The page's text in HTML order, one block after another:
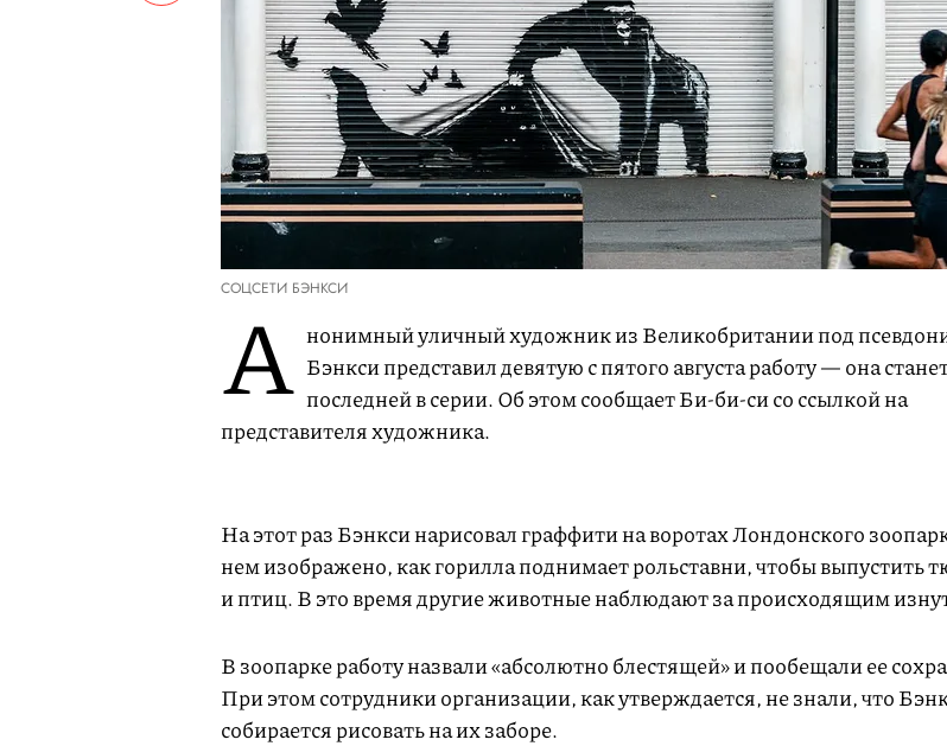
СОЦСЕТИ БЭНКСИ
А нонимный уличный художник из Великобритании под
Бэнкси представил девятую с пятого августа работу — она
последней в серии. Об этом сообщает Би-би-си со ссылкой на
представителя художника.
На этот раз Бэнкси нарисовал граффити на воротах Лондонского
нем изображено, как горилла поднимает рольставни, чтобы выпустить
и птиц. В это время другие животные наблюдают за происходящим
В зоопарке работу назвали «абсолютно блестящей» и пообещали ее
При этом сотрудники организации, как утверждается, не знали, что
собирается рисовать на их заборе.